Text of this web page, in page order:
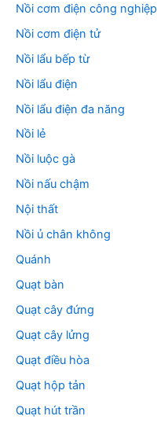
Nồi cơm điện công nghiệp
Nồi cơm điện tử
Nồi lẩu bếp từ
Nồi lẩu điện
Nồi lẩu điện đa năng
Nồi lẻ
Nồi luộc gà
Nồi nấu chậm
Nội thất
Nồi ủ chân không
Quánh
Quạt bàn
Quạt cây đứng
Quạt cây lửng
Quạt điều hòa
Quạt hộp tản
Quạt hút trần